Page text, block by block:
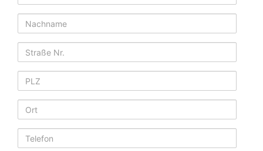
Nachname
Straße
PLZ
Ort
Telefon